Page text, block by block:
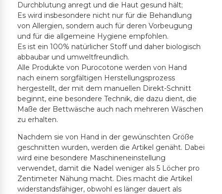
Durchblutung anregt und die Haut gesund hält;
Es wird insbesondere nicht nur für die Behandlung
von Allergien, sondern auch für deren Vorbeugung
und für die allgemeine Hygiene empfohlen.
Es ist ein 100% natürlicher Stoff und daher biologisch
abbaubar und umweltfreundlich.
Alle Produkte von Purocotone werden von Hand
nach einem sorgfältigen Herstellungsprozess
hergestellt, der mit dem manuellen Direkt-Schnitt
beginnt, eine besondere Technik, die dazu dient, die
Maße der Bettwäsche auch nach mehreren Wäschen
zu erhalten.
Nachdem sie von Hand in der gewünschten Größe
geschnitten wurden, werden die Artikel genäht. Dabei
wird eine besondere Maschineneinstellung
verwendet, damit die Nadel weniger als 5 Löcher pro
Zentimeter Nähung macht. Dies macht die Artikel
widerstandsfähiger, obwohl es länger dauert als